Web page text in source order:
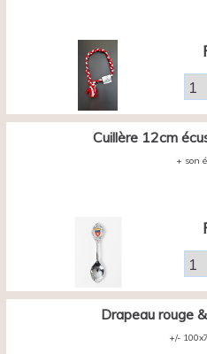
Cuillère 12cm
+ son
Drapeau rouge
+/-